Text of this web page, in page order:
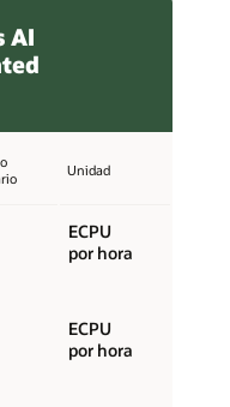
AI
Unidad
ECPU
por hora
ECPU
por hora